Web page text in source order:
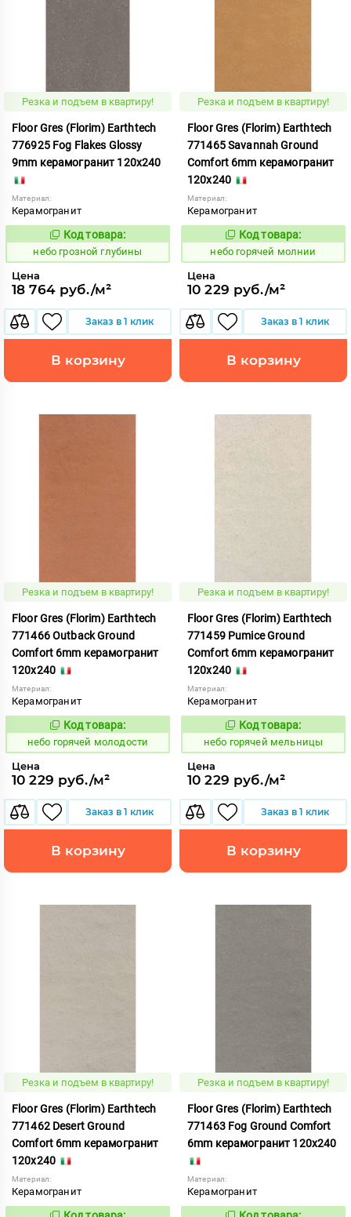
Резка и подъем в квартиру!
Floor Gres (Florim) Earthtech
776925 Fog Flakes Glossy
9mm керамогранит 120x240
Материал:
Керамогранит
1112142
Код товара:
небо грозной глубины
Цена
18 764 руб./м²
Заказ в 1 клик
В корзину
Резка и подъем в квартиру!
Floor Gres (Florim) Earthtech
771465 Savannah Ground
Comfort 6mm керамогранит
120x240
Материал:
Керамогранит
1112053
Код товара:
небо горячей молнии
Цена
10 229 руб./м²
Заказ в 1 клик
В корзину
Резка и подъем в квартиру!
Floor Gres (Florim) Earthtech
771466 Outback Ground
Comfort 6mm керамогранит
120x240
Материал:
Керамогранит
1112054
Код товара:
небо горячей молодости
Цена
10 229 руб./м²
Заказ в 1 клик
В корзину
Резка и подъем в квартиру!
Floor Gres (Florim) Earthtech
771459 Pumice Ground
Comfort 6mm керамогранит
120x240
Материал:
Керамогранит
1112049
Код товара:
небо горячей мельницы
Цена
10 229 руб./м²
Заказ в 1 клик
В корзину
Резка и подъем в квартиру!
Floor Gres (Florim) Earthtech
771462 Desert Ground
Comfort 6mm керамогранит
120x240
Материал:
Керамогранит
Резка и подъем в квартиру!
Floor Gres (Florim) Earthtech
771463 Fog Ground Comfort
6mm керамогранит 120x240
Материал:
Керамогранит